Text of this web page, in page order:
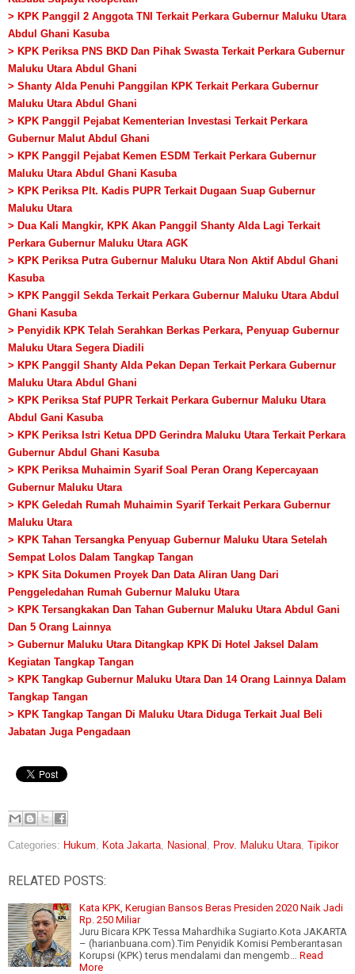
> KPK Panggil 2 Anggota TNI Terkait Perkara Gubernur Maluku Utara
Abdul Ghani Kasuba
> KPK Periksa PNS BKD Dan Pihak Swasta Terkait Perkara Gubernur
Maluku Utara Abdul Ghani
> Shanty Alda Penuhi Panggilan KPK Terkait Perkara Gubernur
Maluku Utara Abdul Ghani
> KPK Panggil Pejabat Kementerian Investasi Terkait Perkara
Gubernur Malut Abdul Ghani
> KPK Panggil Pejabat Kemen ESDM Terkait Perkara Gubernur
Maluku Utara Abdul Ghani Kasuba
> KPK Periksa Plt. Kadis PUPR Terkait Dugaan Suap Gubernur
Maluku Utara
> Dua Kali Mangkir, KPK Akan Panggil Shanty Alda Lagi Terkait
Perkara Gubernur Maluku Utara AGK
> KPK Periksa Putra Gubernur Maluku Utara Non Aktif Abdul Ghani
Kasuba
> KPK Panggil Sekda Terkait Perkara Gubernur Maluku Utara Abdul
Ghani Kasuba
> Penyidik KPK Telah Serahkan Berkas Perkara, Penyuap Gubernur
Maluku Utara Segera Diadili
> KPK Panggil Shanty Alda Pekan Depan Terkait Perkara Gubernur
Maluku Utara Abdul Ghani
> KPK Periksa Staf PUPR Terkait Perkara Gubernur Maluku Utara
Abdul Gani Kasuba
> KPK Periksa Istri Ketua DPD Gerindra Maluku Utara Terkait Perkara
Gubernur Abdul Ghani Kasuba
> KPK Periksa Muhaimin Syarif Soal Peran Orang Kepercayaan
Gubernur Maluku Utara
> KPK Geledah Rumah Muhaimin Syarif Terkait Perkara Gubernur
Maluku Utara
> KPK Tahan Tersangka Penyuap Gubernur Maluku Utara Setelah
Sempat Lolos Dalam Tangkap Tangan
> KPK Sita Dokumen Proyek Dan Data Aliran Uang Dari
Penggeledahan Rumah Gubernur Maluku Utara
> KPK Tersangkakan Dan Tahan Gubernur Maluku Utara Abdul Gani
Dan 5 Orang Lainnya
> Gubernur Maluku Utara Ditangkap KPK Di Hotel Jaksel Dalam
Kegiatan Tangkap Tangan
> KPK Tangkap Gubernur Maluku Utara Dan 14 Orang Lainnya Dalam
Tangkap Tangan
> KPK Tangkap Tangan Di Maluku Utara Diduga Terkait Jual Beli
Jabatan Juga Pengadaan
Categories: Hukum Kota Jakarta Nasional Prov. Maluku Utara Tipikor
RELATED POSTS:
Kata KPK, Kerugian Bansos Beras Presiden 2020 Naik Jadi
Rp. 250 Miliar
Juru Bicara KPK Tessa Mahardhika Sugiarto.Kota JAKARTA
– (harianbuana.com).Tim Penyidik Komisi Pemberantasan
Korupsi (KPK) terus mendalami dan mengemb…
Read
More